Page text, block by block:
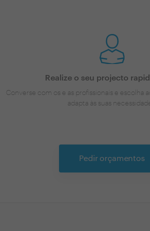
Realize o seu projecto
Converse com os e as profissionais e escolha
adapta às suas
Pedir orçamentos